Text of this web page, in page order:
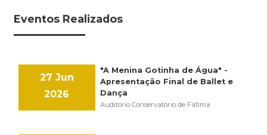
Eventos Realizados
27 Jun
2026
"A Menina Gotinha de Água" -
Apresentação Final de Ballet e
Dança
Auditório Conservatório de Fátima